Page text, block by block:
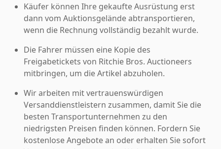
Käufer können Ihre gekaufte Ausrüstung erst
dann vom Auktionsgelände abtransportieren,
wenn die Rechnung vollständig bezahlt wurde.
Die Fahrer müssen eine Kopie des
Freigabetickets von Ritchie Bros. Auctioneers
mitbringen, um die Artikel abzuholen.
Wir arbeiten mit vertrauenswürdigen
Versanddienstleistern zusammen, damit Sie die
besten Transportunternehmen zu den
niedrigsten Preisen finden können. Fordern Sie
kostenlose Angebote an oder erhalten Sie sofort